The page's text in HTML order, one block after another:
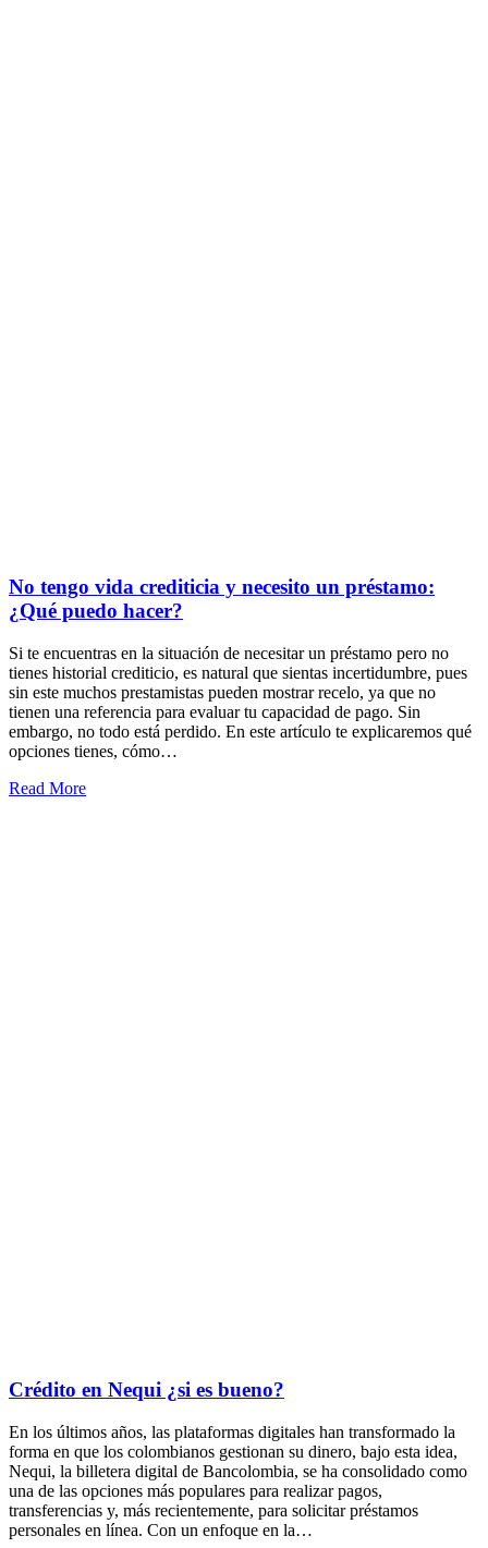
No tengo vida crediticia y necesito un préstamo:
¿Qué puedo hacer?
Si te encuentras en la situación de necesitar un préstamo pero no
tienes historial crediticio, es natural que sientas incertidumbre, pues
sin este muchos prestamistas pueden mostrar recelo, ya que no
tienen una referencia para evaluar tu capacidad de pago. Sin
embargo, no todo está perdido. En este artículo te explicaremos qué
opciones tienes, cómo…
Read More
Crédito en Nequi ¿si es bueno?
En los últimos años, las plataformas digitales han transformado la
forma en que los colombianos gestionan su dinero, bajo esta idea,
Nequi, la billetera digital de Bancolombia, se ha consolidado como
una de las opciones más populares para realizar pagos,
transferencias y, más recientemente, para solicitar préstamos
personales en línea. Con un enfoque en la…